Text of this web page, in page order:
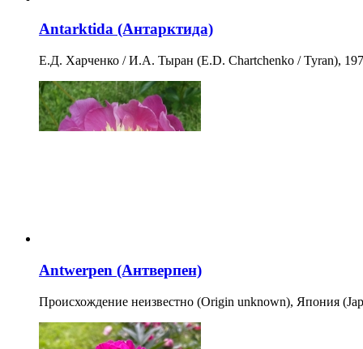
Antarktida (Антарктида)
Е.Д. Харченко / И.А. Тыран (E.D. Chartchenko / Tyran),
Antwerpen (Антверпен)
Происхождение неизвестно (Origin unknown), Япония